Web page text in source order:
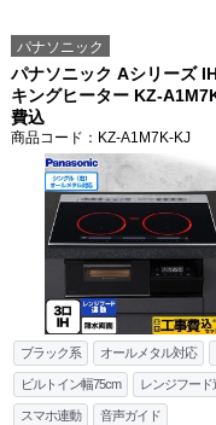
パナソニック
パナソニック Aシリーズ
キングヒーター KZ-
費込
商品コード ：KZ-A1M7K-KJ
ブラック系 オールメタル対応
ビルトイン幅75cm レンジフード
スマホ連動 音声ガイド